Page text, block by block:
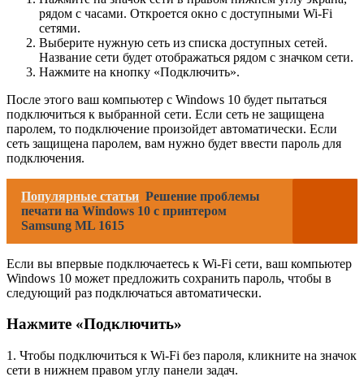
рядом с часами. Откроется окно с доступными Wi-Fi
сетями.
Выберите нужную сеть из списка доступных сетей.
Название сети будет отображаться рядом с значком сети.
Нажмите на кнопку «Подключить».
После этого ваш компьютер с Windows 10 будет пытаться
подключиться к выбранной сети. Если сеть не защищена
паролем, то подключение произойдет автоматически. Если
сеть защищена паролем, вам нужно будет ввести пароль для
подключения.
Популярные статьи Решение проблемы
печати на Windows 10 с принтером
Samsung ML 1615
Если вы впервые подключаетесь к Wi-Fi сети, ваш компьютер
Windows 10 может предложить сохранить пароль, чтобы в
следующий раз подключаться автоматически.
Нажмите «Подключить»
1. Чтобы подключиться к Wi-Fi без пароля, кликните на значок
сети в нижнем правом углу панели задач.